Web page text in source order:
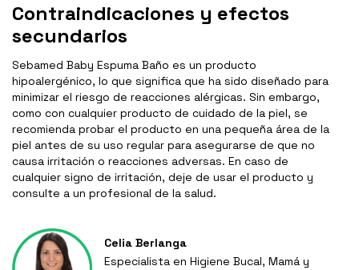
Contraindicaciones y efectos
secundarios
Sebamed Baby Espuma Baño es un producto
hipoalergénico, lo que significa que ha sido diseñado para
minimizar el riesgo de reacciones alérgicas. Sin embargo,
como con cualquier producto de cuidado de la piel, se
recomienda probar el producto en una pequeña área de la
piel antes de su uso regular para asegurarse de que no
causa irritación o reacciones adversas. En caso de
cualquier signo de irritación, deje de usar el producto y
consulte a un profesional de la salud.
Celia Berlanga
Especialista en Higiene Bucal, Mamá y